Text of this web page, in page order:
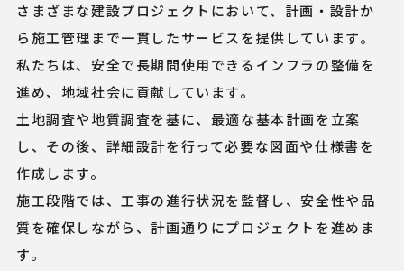
さまざまな建設プロジェクトにおいて、計画・設計か
ら施工管理まで一貫したサービスを提供しています。
私たちは、安全で長期間使用できるインフラの整備を
進め、地域社会に貢献しています。
土地調査や地質調査を基に、最適な基本計画を立案
し、その後、詳細設計を行って必要な図面や仕様書を
作成します。
施工段階では、工事の進行状況を監督し、安全性や品
質を確保しながら、計画通りにプロジェクトを進めま
す。